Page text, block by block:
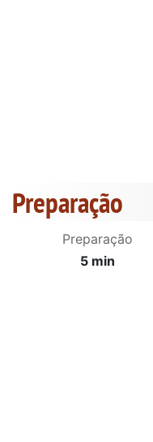
Preparação
Preparação
5 min